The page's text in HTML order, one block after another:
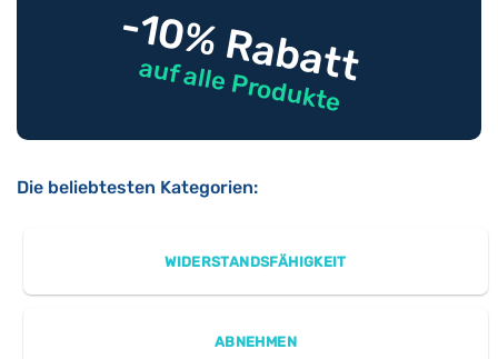
-10% Rabatt
auf alle Produkte
Die beliebtesten Kategorien:
WIDERSTANDSFÄHIGKEIT
ABNEHMEN